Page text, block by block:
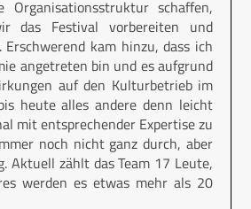
Organisationsstruktur schaffen,
das Festival vorbereiten und
kam hinzu, dass ich
angetreten bin und es aufgrund
auf den Kulturbetrieb im
heute alles andere denn leicht
mit entsprechender Expertise zu
noch nicht ganz durch, aber
Aktuell zählt das Team 17 Leute,
werden es etwas mehr als 20